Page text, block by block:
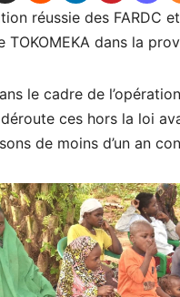
réussie des FARDC
TOKOMEKA dans la
le cadre de
ces hors la loi
de moins d’un an